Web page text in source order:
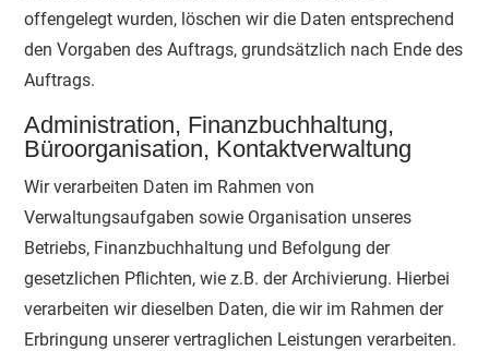
offengelegt wurden, löschen wir die Daten entsprechend
den Vorgaben des Auftrags, grundsätzlich nach Ende des
Auftrags.
Administration, Finanzbuchhaltung,
Büroorganisation, Kontaktverwaltung
Wir verarbeiten Daten im Rahmen von
Verwaltungsaufgaben sowie Organisation unseres
Betriebs, Finanzbuchhaltung und Befolgung der
gesetzlichen Pflichten, wie z.B. der Archivierung. Hierbei
verarbeiten wir dieselben Daten, die wir im Rahmen der
Erbringung unserer vertraglichen Leistungen verarbeiten.